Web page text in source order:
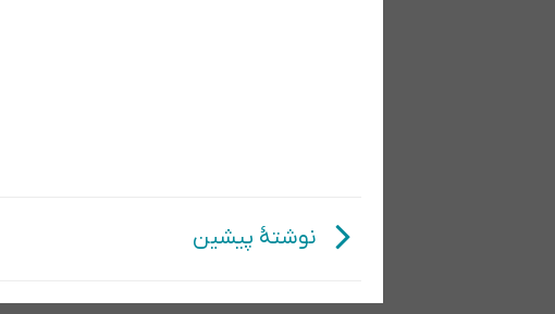
نوشتهٔ پیشین